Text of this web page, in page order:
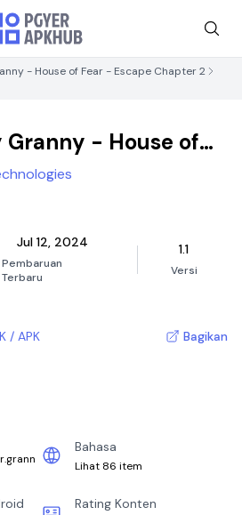
- House of Fear - Escape Chapter 2
Granny - House of
Escape Chapter 2
Jul 12, 2024
Pembaruan
Terbaru
1.1
Versi
/ APK Bagikan
Bahasa
Lihat 86 item
Rating Konten